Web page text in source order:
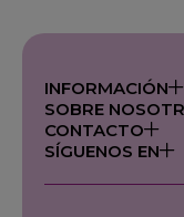
INFORMACIÓN
SOBRE
CONTACTO
SÍGUENOS EN